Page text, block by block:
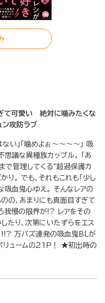
て可愛い 絶対に噛みたくな
攻防ラブ
い」「噛めよぉ～～～～」 吸
思議な異種族カップル。 「あ
で管理してくる“超過保護カ
り。 でも、それもこれも「少し
吸血鬼心ゆえ。 そんなレアの
の、あまりにも真面目すぎて
我慢の限界が!? レアをその
たり、次第にいたずらをエス
万バズ連発の吸血鬼BLが
リュームの21P！ ★初出時の